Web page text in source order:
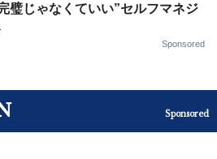
璧じゃなくていい”セルフマネジ
Sponsored
Sponsored